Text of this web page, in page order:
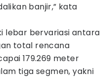
banjir,” kata
lebar bervariasi antara
total rencana
179.269 meter
tiga segmen, yakni